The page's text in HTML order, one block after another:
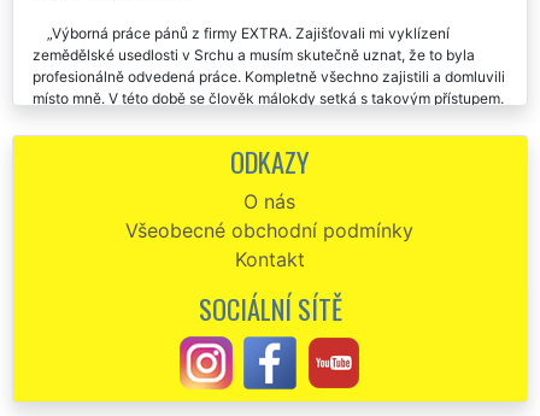
Výborná práce pánů z firmy EXTRA. Zajišťovali mi vyklízení
zemědělské usedlosti v Srchu a musím skutečně uznat, že to byla
profesionálně odvedená práce. Kompletně všechno zajistili a domluvili
místo mně. V této době se člověk málokdy setká s takovým přístupem.
Potřebovali jsme vyklidit stodolu v Srchu od všemožného
zajišťovala společnost EXTRA VYKLÍZENÍ, za což jim touto cestou moc
děkujeme. Děkujeme a budeme všude v Srchu chválit.
Vyklízení staré usedlosti u Srchu . Výborná práce, skvělá cena
ODKAZY
O nás
Všeobecné obchodní podmínky
Kontakt
SOCIÁLNÍ SÍTĚ